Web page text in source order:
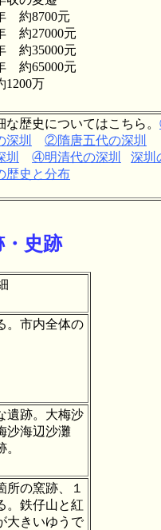
約8700元
約27000元
約35000元
約65000元
1200万
な歴史についてはこちら。
深圳
②隋唐五代の深圳
④明清代の深圳
深圳
歴史と分布
史跡
。市内全体の
遺跡。大梅沙
沙海辺沙灘
所の窯跡、１
。鉄仔山と紅
大きいゆうで